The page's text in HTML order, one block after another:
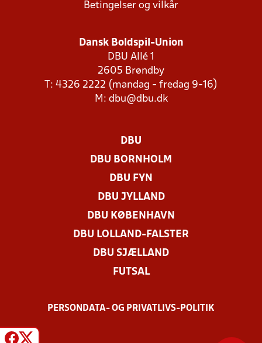
Betingelser og vilkår
Dansk Boldspil-Union
DBU Allé 1
2605 Brøndby
T: 4326 2222 (mandag - fredag 9-16)
M: dbu@dbu.dk
DBU
DBU BORNHOLM
DBU FYN
DBU JYLLAND
DBU KØBENHAVN
DBU LOLLAND-FALSTER
DBU SJÆLLAND
FUTSAL
PERSONDATA- OG PRIVATLIVS-POLITIK